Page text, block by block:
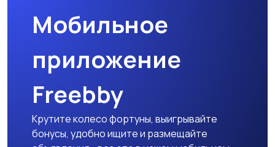
Мобильное
приложение
Freebby
Крутите колесо фортуны, выигрывайте
бонусы, удобно ищите и размещайте